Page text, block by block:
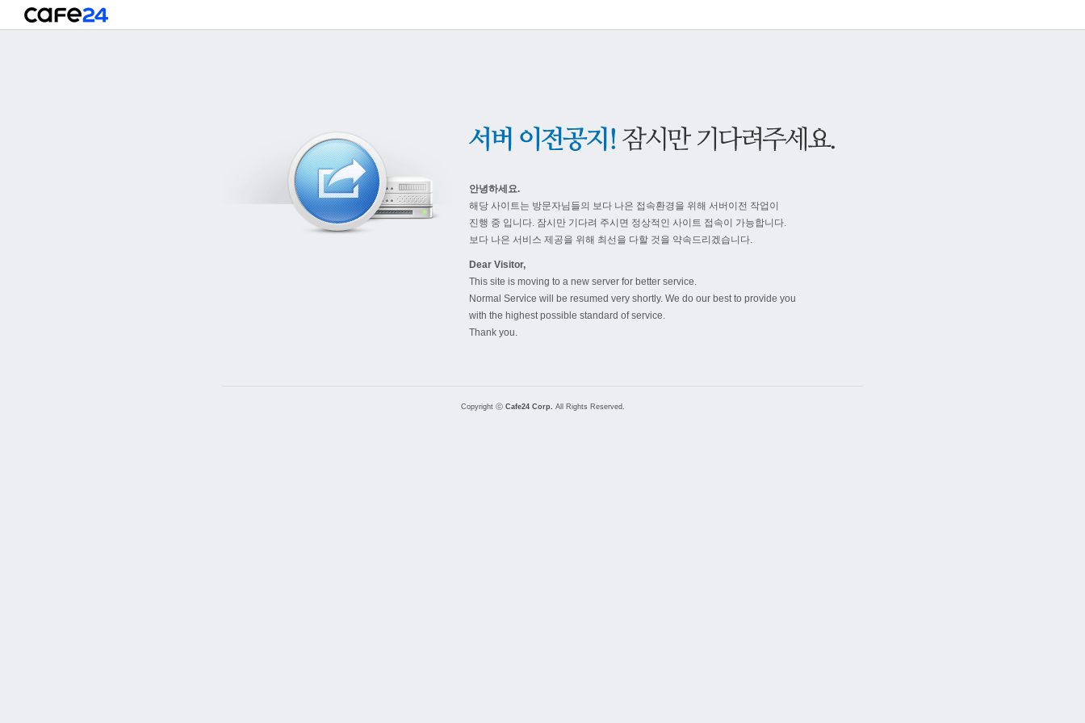
안녕하세요.
해당 사이트는 방문자님들의 보다 나은 접속환경을 위해 서버이전 작업이
진행 중 입니다. 잠시만 기다려 주시면 정상적인 사이트 접속이 가능합니다.
보다 나은 서비스 제공을 위해 최선을 다할 것을 약속드리겠습니다.
Dear Visitor,
This site is moving to a new server for better service.
Normal Service will be resumed very shortly. We do our best to provide you
with the highest possible standard of service.
Thank you.
Copyright ⓒ Cafe24 Corp. All Rights Reserved.